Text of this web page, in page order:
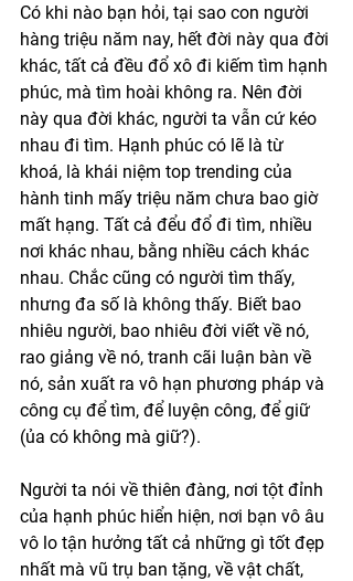
Có khi nào bạn hỏi, tại sao con người
hàng triệu năm nay, hết đời này qua đời
khác, tất cả đều đổ xô đi kiếm tìm hạnh
phúc, mà tìm hoài không ra. Nên đời
này qua đời khác, người ta vẫn cứ kéo
nhau đi tìm. Hạnh phúc có lẽ là từ
khoá, là khái niệm top trending của
hành tinh mấy triệu năm chưa bao giờ
mất hạng. Tất cả đểu đổ đi tìm, nhiều
nơi khác nhau, bằng nhiều cách khác
nhau. Chắc cũng có người tìm thấy,
nhưng đa số là không thấy. Biết bao
nhiêu người, bao nhiêu đời viết về nó,
rao giảng về nó, tranh cãi luận bàn về
nó, sản xuất ra vô hạn phương pháp và
công cụ để tìm, để luyện công, để giữ
(ủa có không mà giữ?).
Người ta nói về thiên đàng, nơi tột đỉnh
của hạnh phúc hiển hiện, nơi bạn vô âu
vô lo tận hưởng tất cả những gì tốt đẹp
nhất mà vũ trụ ban tặng, về vật chất,